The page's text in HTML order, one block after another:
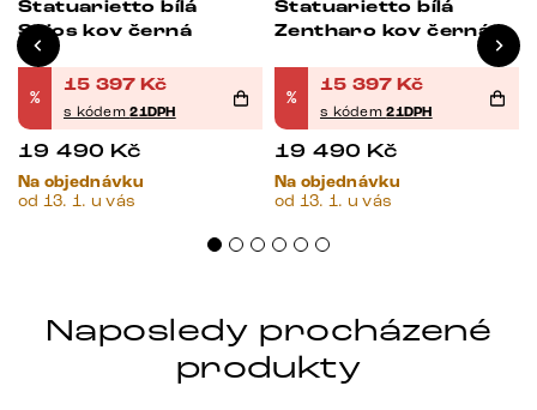
Statuarietto bílá
Spios kov černá
%
15 397 Kč
s kódem21DPH
19 490 Kč
Na objednávku
od 13. 1. u vás
Statuarietto bílá
Zentharo kov černá
%
15 397 Kč
s kódem21DPH
19 490 Kč
Na objednávku
od 13. 1. u vás
Naposledy procházené
produkty